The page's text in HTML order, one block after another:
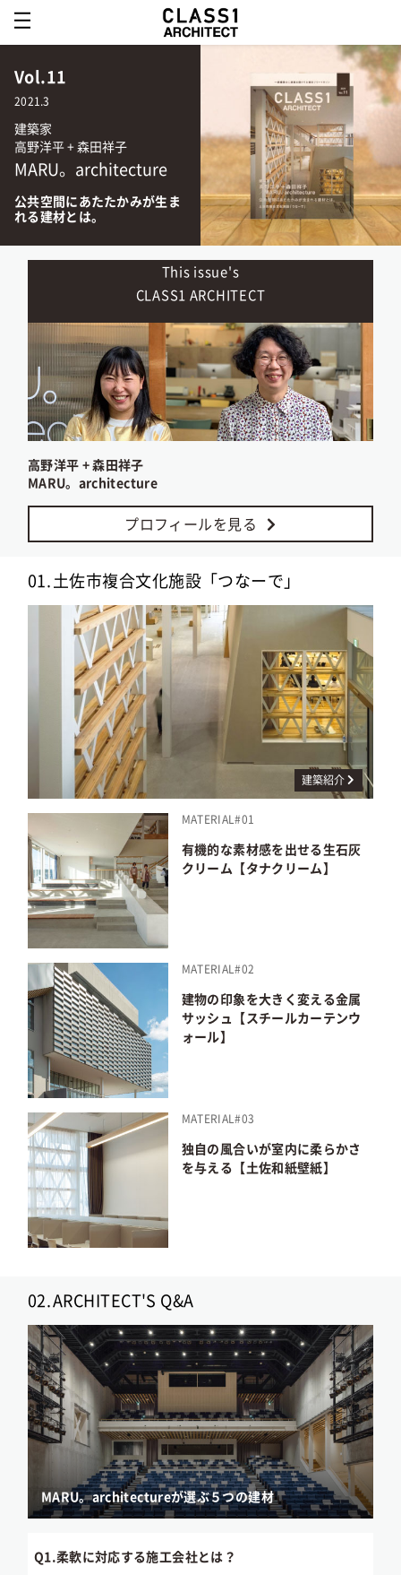
Vol.11
2021.3
建築家
高野洋平 + 森田祥子
MARU。architecture
公共空間にあたたかみが生ま
れる建材とは。
This issue's
CLASS1 ARCHITECT
高野洋平 + 森田祥子
MARU。architecture
プロフィールを見る
01.土佐市複合文化施設「つなーで」
建築紹介
MATERIAL#01
有機的な素材感を出せる生石灰
クリーム【タナクリーム】
MATERIAL#02
建物の印象を大きく変える金属
サッシュ【スチールカーテンウ
ォール】
MATERIAL#03
独自の風合いが室内に柔らかさ
を与える【土佐和紙壁紙】
02.ARCHITECT'S Q&A
MARU。architectureが選ぶ５つの建材
Q1.柔軟に対応する施工会社とは？